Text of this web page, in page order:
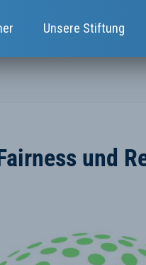
Unsere Stiftung
und